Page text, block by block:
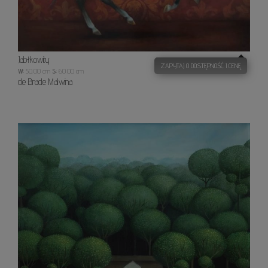
Jabłkowity
W: 50.00 cm S: 60.00 cm
de Brade Malwina
ZAPYTAJ O DOSTĘPNOŚĆ I CENĘ